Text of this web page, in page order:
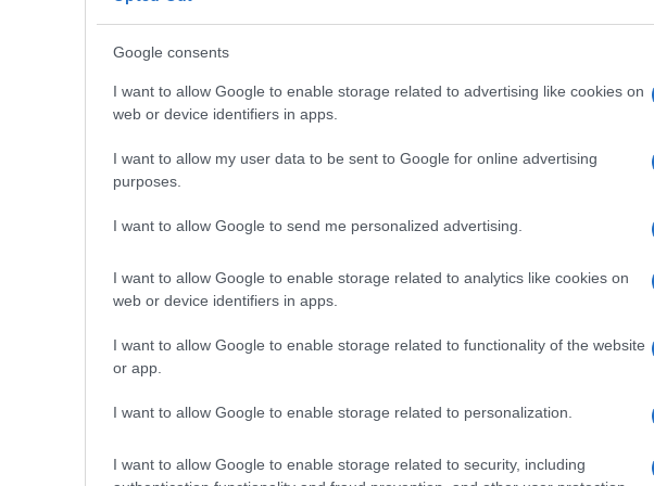
Google consents
I want to allow Google to enable storage related to advertising like cookies on
web or device identifiers in apps.
I want to allow my user data to be sent to Google for online advertising
purposes.
I want to allow Google to send me personalized advertising.
I want to allow Google to enable storage related to analytics like cookies on
web or device identifiers in apps.
I want to allow Google to enable storage related to functionality of the website
or app.
I want to allow Google to enable storage related to personalization.
I want to allow Google to enable storage related to security, including
„Amerikának 500
21-esre van szüksége
Az X-repülőgépek
Korábbi jelentések szerint a Boeing és a Lockheed
repülőgépeket, amelyek célja az NGAD program
pontos jelenlegi státusza és helye nem ismert, de
továbbra is aktív tesztprogramok zajlanak az 51-es
légibázison.
AzX-repülőgépekaz Egyesült Államok kísérleti
megoldások, hajtóművek és katonai technológiák
gépek nem sorozatgyártásra készülnek, hanem